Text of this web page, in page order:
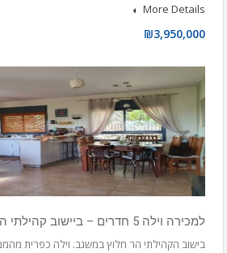
More Details
₪3,950,000
למכירה וילה 5 חדרים – ביישוב קהילתי הר חלוץ
בישוב הקהילתי הר חלוץ במשגב. וילה כפרית